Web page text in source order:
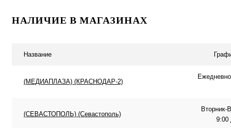
НАЛИЧИЕ В МАГАЗИНАХ
Название
(МЕДИАПЛАЗА) (КРАСНОДАР-2)
(СЕВАСТОПОЛЬ) (Севастополь)
Вторник-
9:00